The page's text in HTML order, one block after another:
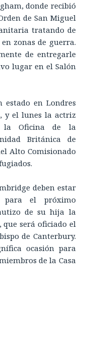
donde recibió
de San Miguel
tratando de
zonas de guerra.
de entregarle
lugar en el Salón
estado en Londres
y el lunes la actriz
la Oficina de la
Británica de
Alto Comisionado
deben estar
para el próximo
de su hija la
que será oficiado el
de Canterbury.
ocasión para
de la Casa